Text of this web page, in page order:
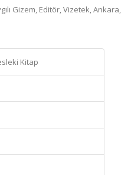
Gizem, Editör, Vizetek, Ankara,
Kitap